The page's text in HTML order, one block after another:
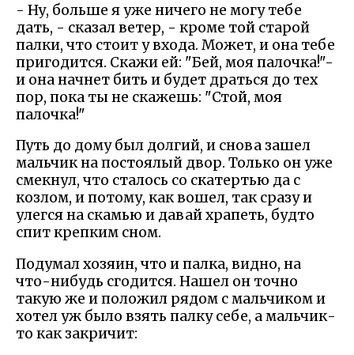
- Ну, больше я уже ничего не могу тебе
дать, - сказал ветер, - кроме той старой
палки, что стоит у входа. Может, и она тебе
пригодится. Скажи ей: "Бей, моя палочка!"-
и она начнет бить и будет драться до тех
пор, пока ты не скажешь: "Стой, моя
палочка!"
Путь до дому был долгий, и снова зашел
мальчик на постоялый двор. Только он уже
смекнул, что сталось со скатертью да с
козлом, и потому, как вошел, так сразу и
улегся на скамью и давай храпеть, будто
спит крепким сном.
Подумал хозяин, что и палка, видно, на
что-нибудь сгодится. Нашел он точно
такую же и положил рядом с мальчиком и
хотел уж было взять палку себе, а мальчик-
то как закричит: